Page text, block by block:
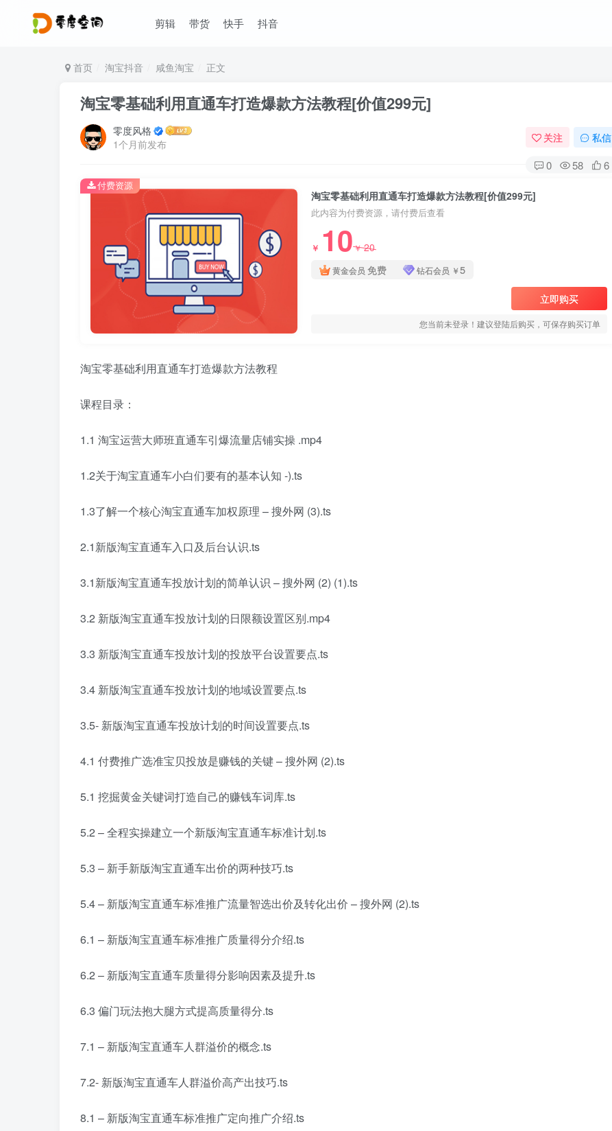
剪辑 带货 快手 抖音
首页 淘宝抖音 咸鱼淘宝 正文
淘宝零基础利用直通车打造爆款方法教程[价值299元]
零度风格
1个月前发布
关注 私信
0 58 6
淘宝零基础利用直通车打造爆款方法教程[价值299元]
此内容为付费资源，请付费后查看
￥ 10￥20
黄金会员 免费 钻石会员 ￥5
立即购买
您当前未登录！建议登陆后购买，可保存购买订单
付费资源
淘宝零基础利用直通车打造爆款方法教程
课程目录：
1.1 淘宝运营大师班直通车引爆流量店铺实操 .mp4
1.2关于淘宝直通车小白们要有的基本认知 -).ts
1.3了解一个核心淘宝直通车加权原理 – 搜外网 (3).ts
2.1新版淘宝直通车入口及后台认识.ts
3.1新版淘宝直通车投放计划的简单认识 – 搜外网 (2) (1).ts
3.2 新版淘宝直通车投放计划的日限额设置区别.mp4
3.3 新版淘宝直通车投放计划的投放平台设置要点.ts
3.4 新版淘宝直通车投放计划的地域设置要点.ts
3.5- 新版淘宝直通车投放计划的时间设置要点.ts
4.1 付费推广选准宝贝投放是赚钱的关键 – 搜外网 (2).ts
5.1 挖掘黄金关键词打造自己的赚钱车词库.ts
5.2 – 全程实操建立一个新版淘宝直通车标准计划.ts
5.3 – 新手新版淘宝直通车出价的两种技巧.ts
5.4 – 新版淘宝直通车标准推广流量智选出价及转化出价 – 搜外网 (2).ts
6.1 – 新版淘宝直通车标准推广质量得分介绍.ts
6.2 – 新版淘宝直通车质量得分影响因素及提升.ts
6.3 偏门玩法抱大腿方式提高质量得分.ts
7.1 – 新版淘宝直通车人群溢价的概念.ts
7.2- 新版淘宝直通车人群溢价高产出技巧.ts
8.1 – 新版淘宝直通车标准推广定向推广介绍.ts